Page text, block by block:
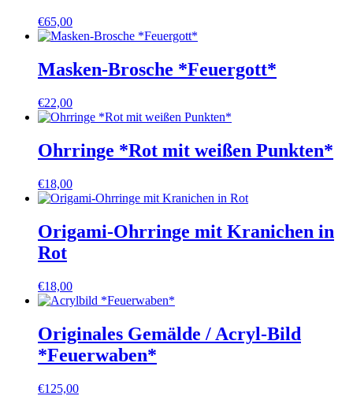
€65,00
Masken-Brosche *Feuergott*
€22,00
Ohrringe *Rot mit weißen Punkten*
€18,00
Origami-Ohrringe mit Kranichen in
Rot
€18,00
Originales Gemälde / Acryl-Bild
*Feuerwaben*
€125,00